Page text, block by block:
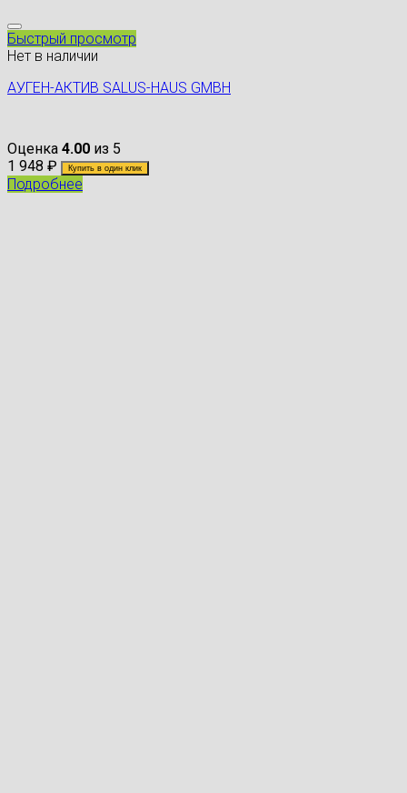
Быстрый просмотр
Нет в наличии
АУГЕН-АКТИВ SALUS-HAUS GMBH
Оценка 4.00 из 5
1 948 ₽ Купить в один клик
Подробнее